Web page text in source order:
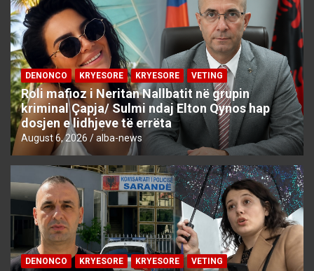
DENONCO KRYESORE KRYESORE VETING
Roli mafioz i Neritan Nallbatit në grupin
kriminal Çapja/ Sulmi ndaj Elton Qynos hap
dosjen e lidhjeve të errëta
August 6, 2026 alba-news
DENONCO KRYESORE KRYESORE VETING